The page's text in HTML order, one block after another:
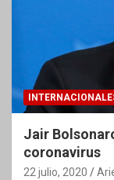
Jair
coronavirus
22 julio, 2020